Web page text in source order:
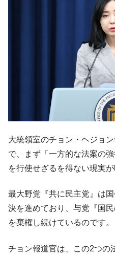
【韓国の外貨
ル。外平債の発行「19.4億ド
韓国「ここは
ーにウソのデータを入力した
韓国･李在明
『Money1』
韓国は「中国
『韓国銀行』
す」⇒「金を経由するドル入
『Money1』
韓国･外為取
ル」まで拡大 ⇒ 海外資金の
い「50.5％」に上昇
『Money1』
韓国大統領府
た ⇒ 国家が行った恐るべき
『Money1』
韓国･警察職
大統領室のチョン・ヘジョ
で、まず「一方的な法案の
を行使せざるを得ない現実
最大野党『共に民主党』は
決を進めており、与党『国
を棄権し続けているのです。
チョン報道官は、この2つの